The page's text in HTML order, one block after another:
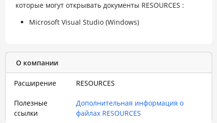
которые могут открывать документы RESOURCES :
Microsoft Visual Studio (Windows)
О компании
Расширение RESOURCES
Полезные
ссылки
Дополнительная информация о
файлах RESOURCES